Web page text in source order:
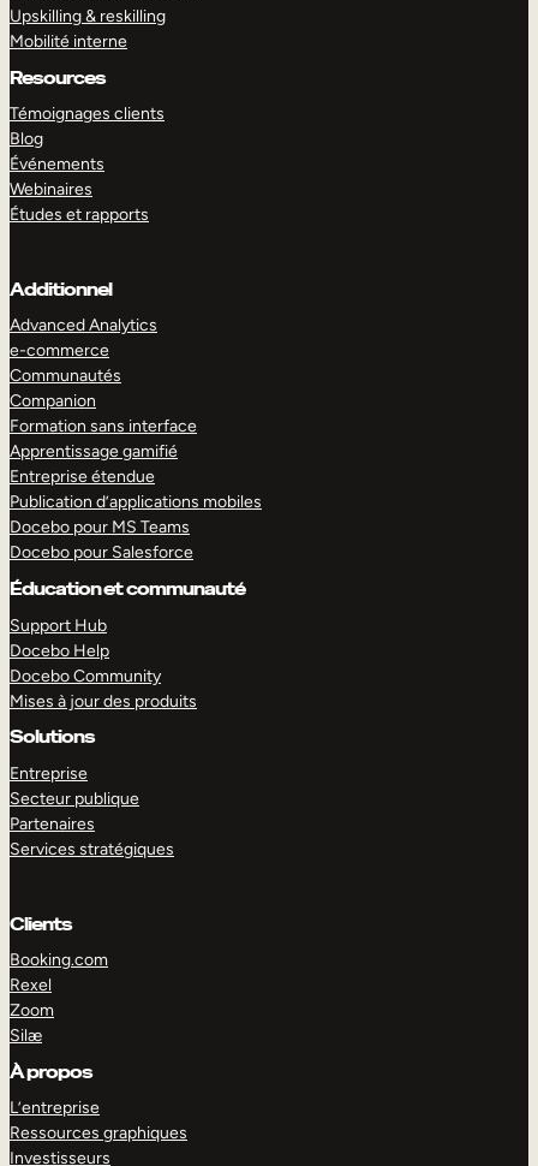
Upskilling & reskilling
Mobilité interne
Resources
Témoignages clients
Blog
Événements
Webinaires
Études et rapports
Additionnel
Advanced Analytics
e-commerce
Communautés
Companion
Formation sans interface
Apprentissage gamifié
Entreprise étendue
Publication d’applications mobiles
Docebo pour MS Teams
Docebo pour Salesforce
Éducation et communauté
Support Hub
Docebo Help
Docebo Community
Mises à jour des produits
Solutions
Entreprise
Secteur publique
Partenaires
Services stratégiques
Clients
Booking.com
Rexel
Zoom
Silæ
À propos
L’entreprise
Ressources graphiques
Investisseurs